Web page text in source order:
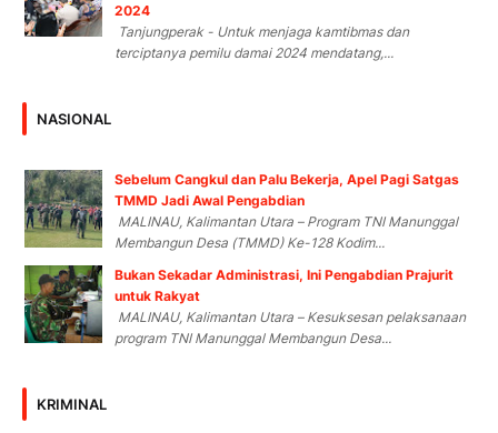
2024
Tanjungperak - Untuk menjaga kamtibmas dan
terciptanya pemilu damai 2024 mendatang,...
NASIONAL
Sebelum Cangkul dan Palu Bekerja, Apel Pagi Satgas
TMMD Jadi Awal Pengabdian
MALINAU, Kalimantan Utara – Program TNI Manunggal
Membangun Desa (TMMD) Ke-128 Kodim...
Bukan Sekadar Administrasi, Ini Pengabdian Prajurit
untuk Rakyat
MALINAU, Kalimantan Utara – Kesuksesan pelaksanaan
program TNI Manunggal Membangun Desa...
KRIMINAL